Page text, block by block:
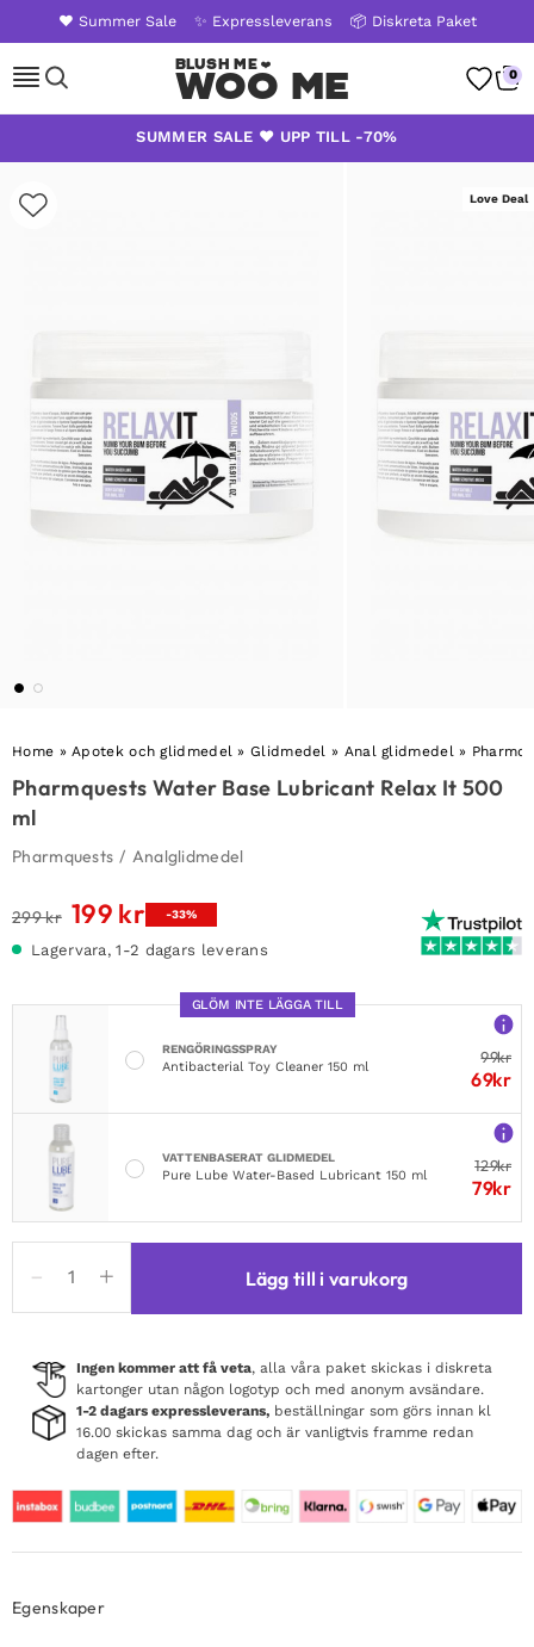
❤️ Summer Sale ✨ Expressleverans 📦 Diskreta Paket
Woo Me 0
SUMMER SALE ❤️ UPP TILL -70%
Love Deal
Home »Apotek och glidmedel »Glidmedel » Anal glidmedel »
Pharmquests Water Base Lubricant Relax It 500
ml
Pharmquests / Analglidmedel
299kr Det
priset
199 krDet
priset
199 kr.
-33%
Lagervara, 1-2 dagars leverans
GLÖM INTE LÄGGA TILL
RENGÖRINGSSPRAY
Antibacterial Toy Cleaner 150 ml
99kr
69kr
VATTENBASERAT GLIDMEDEL
Pure Lube Water-Based Lubricant 150 ml
129kr
79kr
Water
Base
Relax
It
500
ml
Lägg till i varukorg
Ingen kommer att få veta, alla våra paket skickas i diskreta
kartonger utan någon logotyp och med anonym avsändare.
1-2 dagars expressleverans, beställningar som görs innan kl
16.00 skickas samma dag och är vanligtvis framme redan
dagen efter.
Egenskaper